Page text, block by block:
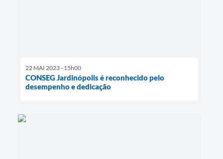
22 MAI 2023 - 15h00
CONSEG Jardinópolis é reconhecido pelo
desempenho e dedicação